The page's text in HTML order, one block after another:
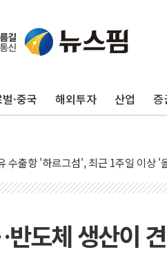
·중국 해외투자 산업 증
·인천 경선 결과 발표...'김민석 재역
인정보 보안 새판 짠다…'자율규제단
이사 해임 재추진…"26일까지 의혹
용 예상 밖 부진에 연준 금리 인상 가
도체 생산이 견